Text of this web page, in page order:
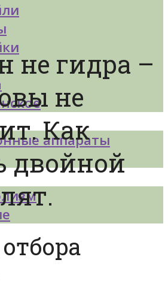
аппараты
не гидра –
не
Как
двойной